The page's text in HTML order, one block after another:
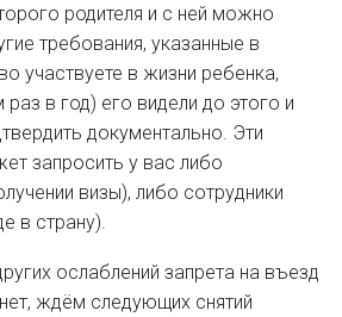
родителя и с ней можно
требования, указанные в
участвуете в жизни ребенка,
в год) его видели до этого и
документально. Эти
запросить у вас либо
визы), либо сотрудники
в страну).
ослаблений запрета на въезд
ждём следующих снятий